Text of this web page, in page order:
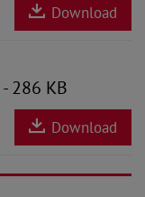
Download
- 286 KB
Download